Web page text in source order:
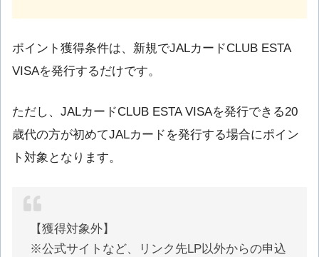
ポイント獲得条件は、新規でJALカードCLUB ESTA
VISAを発行するだけです。
ただし、JALカードCLUB ESTA VISAを発行できる20
歳代の方が初めてJALカードを発行する場合にポイン
ト対象となります。
【獲得対象外】
※公式サイトなど、リンク先LP以外からの申込